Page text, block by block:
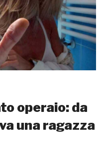
operaio: da
una ragazza